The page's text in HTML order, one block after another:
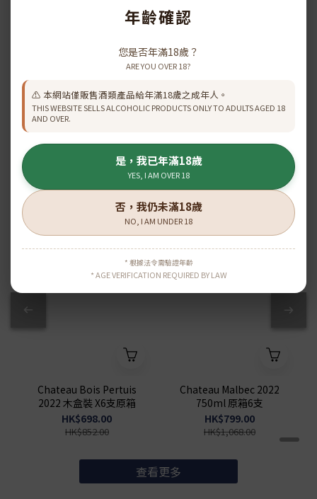
HINE 御鹿 X.O. 一級園干
HK$1,867.00
HINE 御鹿Cigar
Reserve X.O 干邑(70cl)
HK$1,368.00
\ 原箱優惠 /
Chateau Bois Pertuis
2022 木盒裝 X6支原箱
HK$698.00
HK$852.00
Chateau Malbec 2022
750ml 原箱6支
HK$799.00
HK$1,068.00
查看更多
年齡確認
您是否年滿18歲？
ARE YOU OVER 18?
⚠️ 本網站僅販售酒類產品給年滿18歲之成年人。
THIS WEBSITE SELLS ALCOHOLIC PRODUCTS ONLY TO ADULTS AGED 18
AND OVER.
是，我已年滿18歲
YES, I AM OVER 18
否，我仍未滿18歲
NO, I AM UNDER 18
* 根據法令需驗證年齡
* AGE VERIFICATION REQUIRED BY LAW